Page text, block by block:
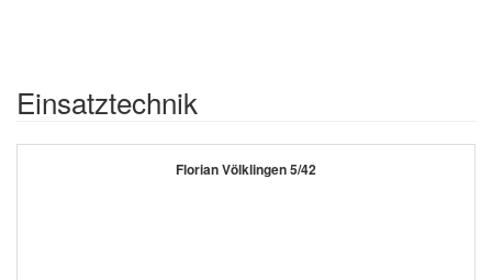
Einsatztechnik
Florian Völklingen 5/42